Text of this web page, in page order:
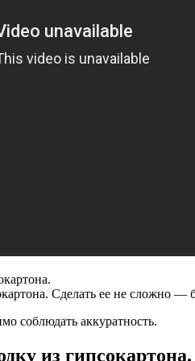
Сделать ее не сложно
соблюдать аккуратность.
из